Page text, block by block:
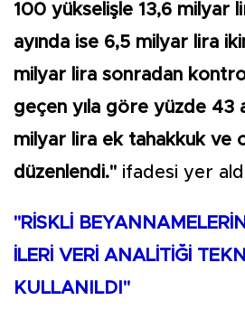
100 yükselişle 13,6 milyar
ayında ise 6,5 milyar lira
milyar lira sonradan
geçen yıla göre yüzde 43
milyar lira ek tahakkuk ve
düzenlendi." ifadesi yer
"RİSKLİ
İLERİ VERİ ANALİTİĞİ
KULLANILDI"